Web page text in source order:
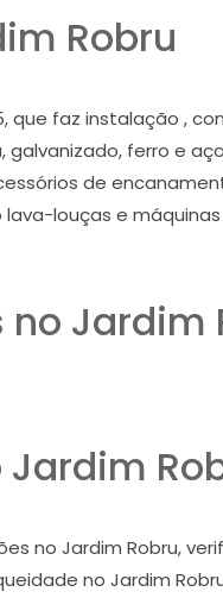
Robru
que faz instalação ,
ferro e
de
louças e
Jardim
no Jardim Robru,
no Jardim